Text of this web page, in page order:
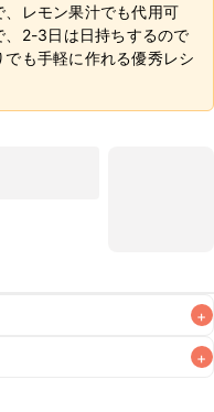
、レモン果汁でも代用可
、2-3日は日持ちするので
も手軽に作れる優秀レシ
+
+
なるべくお早めにお召